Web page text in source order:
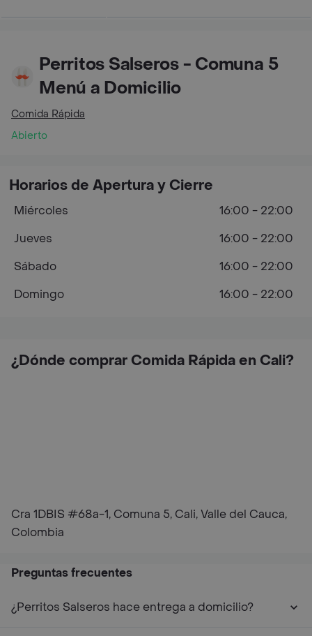
Perritos Salseros - Comuna 5
Menú a Domicilio
Comida Rápida
Abierto
¿Dónde comprar Comida Rápida en Cali?
Cra 1DBIS #68a-1, Comuna 5, Cali, Valle del Cauca,
Colombia
Horarios de Apertura y Cierre
Miércoles
16:00 - 22:00
Jueves
16:00 - 22:00
Sábado
16:00 - 22:00
Domingo
16:00 - 22:00
Preguntas frecuentes
¿Perritos Salseros hace entrega a domicilio?